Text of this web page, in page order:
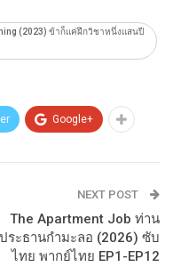
(2023) ข้าก็แค่ฝึกวิชาหนึ่งแสนปี
Google+
NEXT POST
The Apartment Job ท่าน
ประธานกำมะลอ (2026) ซับ
ไทย พากย์ไทย EP1-EP12